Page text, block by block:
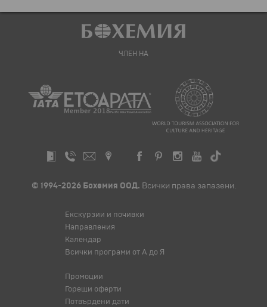
ЧЛЕН НА
© 1994-2026 Бохемия ООД. Всички права запазени.
Екскурзии и почивки
Направления
Календар
Всички програми от А до Я
Промоции
Горещи оферти
Потвърдени дати